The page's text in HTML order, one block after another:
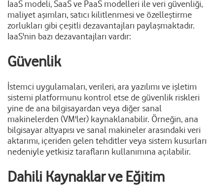
IaaS modeli, SaaS ve PaaS modelleri ile veri güvenliği,
maliyet aşımları, satıcı kilitlenmesi ve özelleştirme
zorlukları gibi çeşitli dezavantajları paylaşmaktadır.
IaaS'nin bazı dezavantajları vardır:
Güvenlik
İstemci uygulamaları, verileri, ara yazılımı ve işletim
sistemi platformunu kontrol etse de güvenlik riskleri
yine de ana bilgisayardan veya diğer sanal
makinelerden (VM'ler) kaynaklanabilir. Örneğin, ana
bilgisayar altyapısı ve sanal makineler arasındaki veri
aktarımı, içeriden gelen tehditler veya sistem kusurları
nedeniyle yetkisiz tarafların kullanımına açılabilir.
Dahili Kaynaklar ve Eğitim